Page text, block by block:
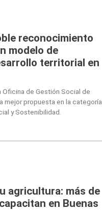
reconocimiento
modelo de
territorial en
de Gestión Social de
mejor propuesta en la categoría
y Sostenibilidad.
agricultura: más de
en Buenas